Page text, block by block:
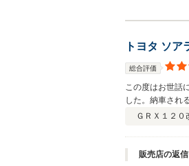
トヨタ ソ
総合評価
この度はお世話
した。納車され
思っています。
ＧＲＸ１２
販売店の返信